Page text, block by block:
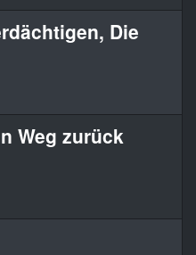
Die
Weg zurück